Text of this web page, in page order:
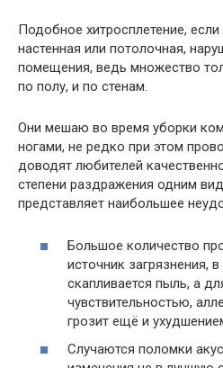
Подобное хитросплетение,
настенная или потолочная,
помещения, ведь множество
по полу, и по стенам.
Они мешаю во время уборки
ногами, не редко при этом
доводят любителей
степени раздражения одним
представляет наибольшее
Большое количество
источник загрязнения,
скапливается пыль, а
чувствительностью,
грозит ещё и
Случаются поломки